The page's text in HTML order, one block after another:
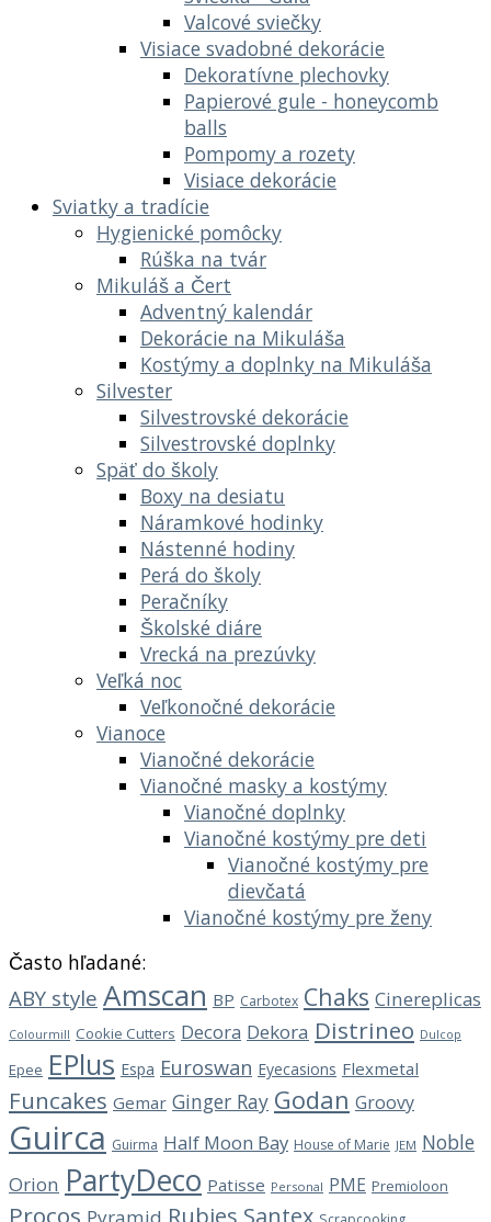
Valcové sviečky
Visiace svadobné dekorácie
Dekoratívne plechovky
Papierové gule - honeycomb
balls
Pompomy a rozety
Visiace dekorácie
Sviatky a tradície
Hygienické pomôcky
Rúška na tvár
Mikuláš a Čert
Adventný kalendár
Dekorácie na Mikuláša
Kostýmy a doplnky na Mikuláša
Silvester
Silvestrovské dekorácie
Silvestrovské doplnky
Späť do školy
Boxy na desiatu
Náramkové hodinky
Nástenné hodiny
Perá do školy
Peračníky
Školské diáre
Vrecká na prezúvky
Veľká noc
Veľkonočné dekorácie
Vianoce
Vianočné dekorácie
Vianočné masky a kostýmy
Vianočné doplnky
Vianočné kostýmy pre deti
Vianočné kostýmy pre
dievčatá
Vianočné kostýmy pre ženy
Často hľadané:
ABY style Amscan BP Carbotex Chaks Cinereplicas
Colourmill Cookie Cutters Decora Dekora Distrineo Dulcop
Epee EPlus Espa Euroswan Eyecasions Flexmetal
Funcakes Gemar Ginger Ray Godan Groovy
Guirca Guirma Half Moon Bay House of Marie JEM Noble
Orion PartyDeco Patisse Personal PME Premioloon
Procos